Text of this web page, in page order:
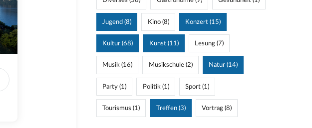
Jugend (8) Kino (8) Konzert (15)
Kultur (68) Kunst (11) Lesung (7)
Musik (16) Musikschule (2) Natur (14)
Party (1) Politik (1) Sport (1)
Tourismus (1) Treffen (3) Vortrag (8)